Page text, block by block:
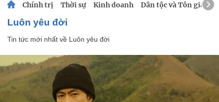
Chính trị Thời sự Kinh doanh Dân tộc và Tôn giáo
Luôn yêu đời
Tin tức mới nhất về Luôn yêu đời